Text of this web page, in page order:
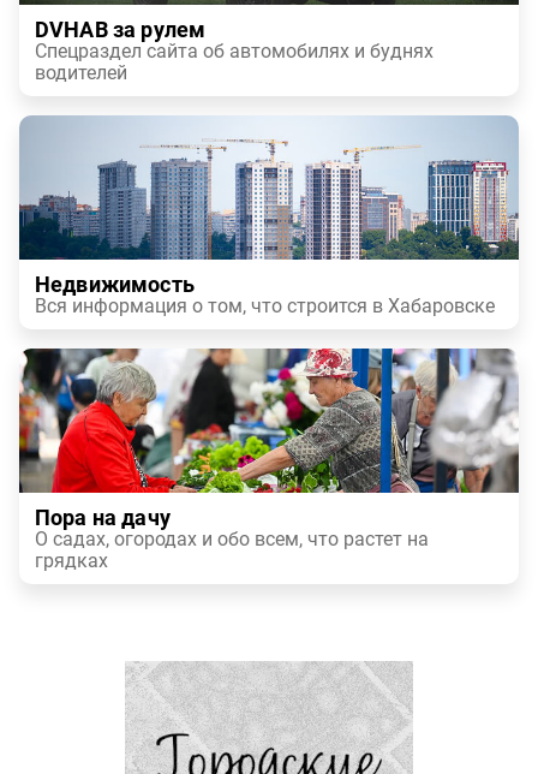
DVHAB за рулем
Спецраздел сайта об автомобилях и буднях
водителей
Недвижимость
Вся информация о том, что строится в Хабаровске
Пора на дачу
О садах, огородах и обо всем, что растет на
грядках